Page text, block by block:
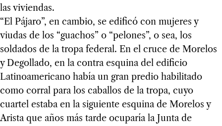
las viviendas.
“El Pájaro”, en cambio, se edificó con mujeres y
viudas de los “guachos” o “pelones”, o sea, los
soldados de la tropa federal. En el cruce de Morelos
y Degollado, en la contra esquina del edificio
Latinoamericano había un gran predio habilitado
como corral para los caballos de la tropa, cuyo
cuartel estaba en la siguiente esquina de Morelos y
Arista que años más tarde ocuparía la Junta de